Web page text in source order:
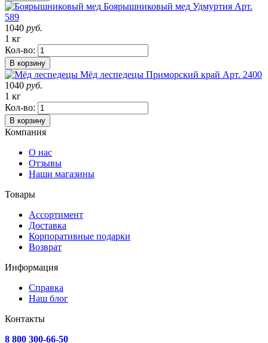
Боярышниковый мед Удмуртия Арт.
589
1040 руб.
1 кг
Кол-во:
В корзину
Мёд леспедецы Приморский край Арт. 2400
1040 руб.
1 кг
Кол-во:
В корзину
Компания
О нас
Отзывы
Наши магазины
Товары
Ассортимент
Доставка
Корпоративные подарки
Возврат
Информация
Справка
Наш блог
Контакты
8 800 300-66-50